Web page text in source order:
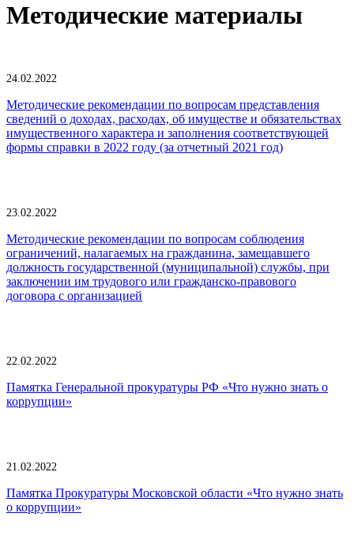
Методические материалы
24.02.2022
Методические рекомендации по вопросам представления
сведений о доходах, расходах, об имуществе и обязательствах
имущественного характера и заполнения соответствующей
формы справки в 2022 году (за отчетный 2021 год)
23.02.2022
Методические рекомендации по вопросам соблюдения
ограничений, налагаемых на гражданина, замещавшего
должность государственной (муниципальной) службы, при
заключении им трудового или гражданско-правового
договора с организацией
22.02.2022
Памятка Генеральной прокуратуры РФ «Что нужно знать о
коррупции»
21.02.2022
Памятка Прокуратуры Московской области «Что нужно знать
о коррупции»